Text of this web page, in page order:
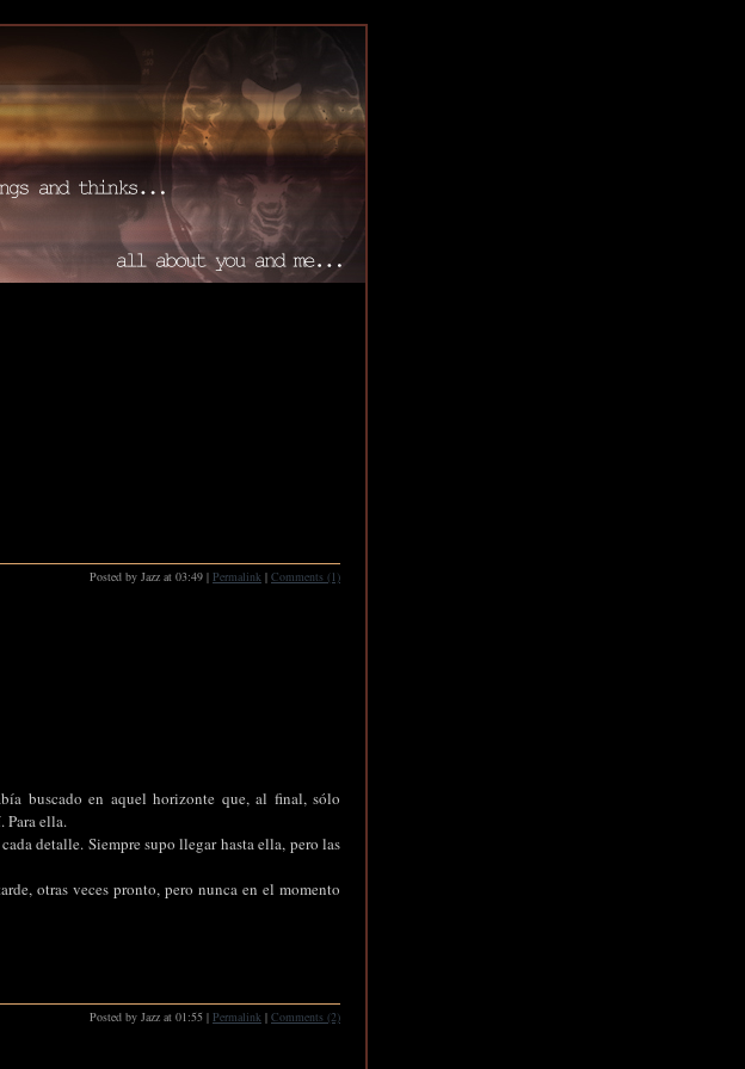
Posted by Jazz at 03:49 | Permalink | Comments (1)
buscado en aquel horizonte que, al final, sólo
Para ella.
detalle. Siempre supo llegar hasta ella, pero las
otras veces pronto, pero nunca en el momento
Posted by Jazz at 01:55 | Permalink | Comments (2)